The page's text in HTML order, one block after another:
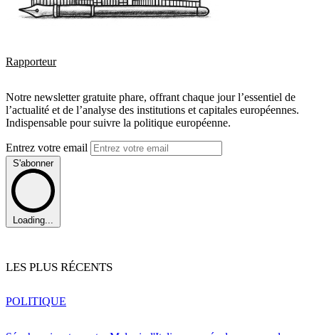
Rapporteur
Notre newsletter gratuite phare, offrant chaque jour l’essentiel de
l’actualité et de l’analyse des institutions et capitales européennes.
Indispensable pour suivre la politique européenne.
Entrez votre email
S'abonner
Loading...
LES PLUS RÉCENTS
POLITIQUE